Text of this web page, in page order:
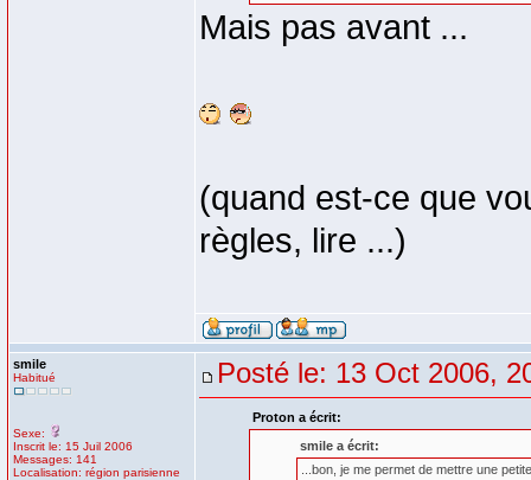
Mais pas avant ...
(quand est-ce que
règles, lire ...)
smile
Habitué
Sexe:
Inscrit le: 15 Juil 2006
Messages: 141
Localisation: région parisienne
Posté le: 13 Oct 2006,
Proton a écrit:
smile a écrit:
...bon, je me permet de mettre une